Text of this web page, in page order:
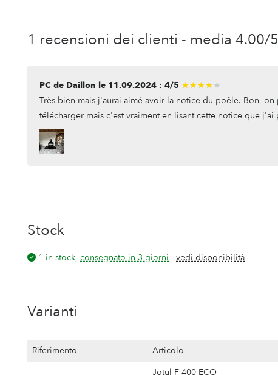
1 recensioni dei clienti - media 4.00/
PC de Daillon le 11.09.2024 : 4/5 ★★★★★
★★★★★
Très bien mais j'aurai aimé avoir la notice du poêle. Bon,
télécharger mais c'est vraiment en lisant cette notice que
Stock
1 in stock, consegnato in 3 giorni - vedi disponibilità
Varianti
Riferimento Articolo
Jotul F 400 ECO